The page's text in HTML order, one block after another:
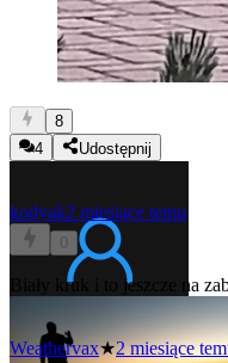
8
4
Udostępnij
kodyak2 miesiące temu
0
Biały kruk i to jeszcze na
Weathervax★2 miesiące